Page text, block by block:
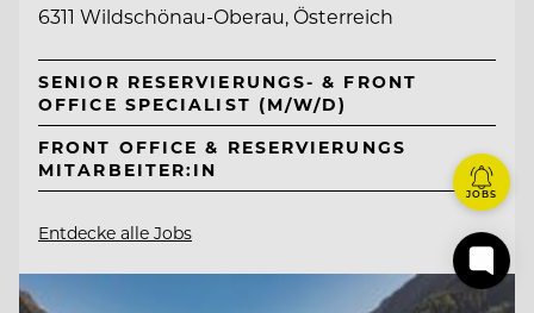
6311 Wildschönau-Oberau, Österreich
SENIOR RESERVIERUNGS- & FRONT
OFFICE SPECIALIST (M/W/D)
FRONT OFFICE & RESERVIERUNGS
MITARBEITER:IN
Entdecke alle Jobs
JOBS